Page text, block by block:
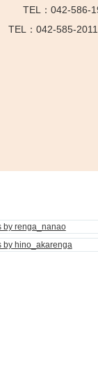
TEL：042-586-
：042-585-
by renga_nanao
by hino_akarenga